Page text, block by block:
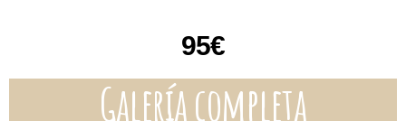
95€
Galería completa